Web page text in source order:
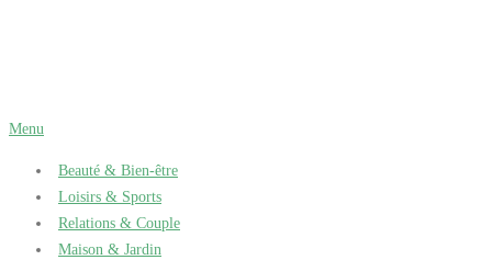
Menu
Beauté & Bien-être
Loisirs & Sports
Relations & Couple
Maison & Jardin